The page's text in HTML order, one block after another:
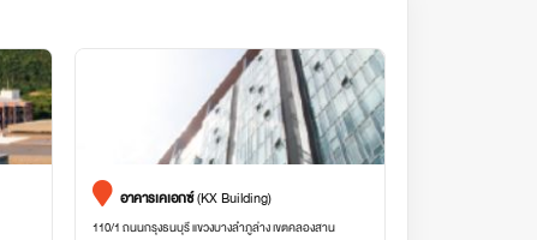
อาคารเคเอกซ์(KX Building)
110/1 ถนนกรุงธนบุรี แขวงบางลำภูล่าง เขตคลองสาน